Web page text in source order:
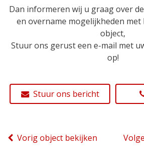
Dan informeren wij u graag over
en overname mogelijkheden
object,
Stuur ons gerust een e-mail met
op!
Stuur ons bericht
Vorig object bekijken